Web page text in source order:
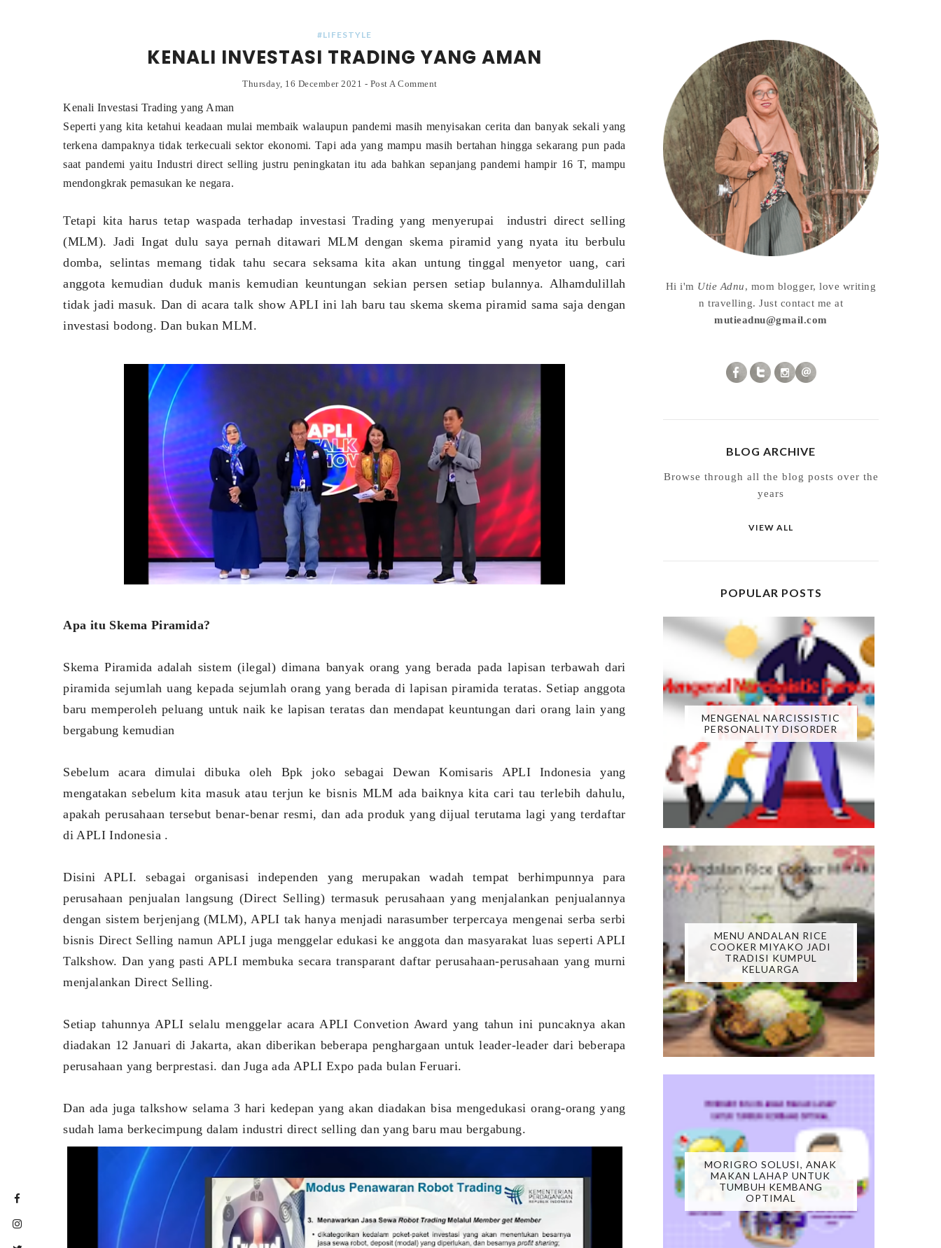
#LIFESTYLE
KENALI INVESTASI TRADING YANG AMAN
Thursday, 16 December 2021 - Post A Comment
Kenali Investasi Trading yang Aman
Seperti yang kita ketahui keadaan mulai membaik walaupun pandemi masih menyisakan cerita dan banyak sekali yang
terkena dampaknya tidak terkecuali sektor ekonomi. Tapi ada yang mampu masih bertahan hingga sekarang pun pada
saat pandemi yaitu Industri direct selling justru peningkatan itu ada bahkan sepanjang pandemi hampir 16 T, mampu
mendongkrak pemasukan ke negara.
Tetapi kita harus tetap waspada terhadap investasi Trading yang menyerupai industri direct selling
(MLM). Jadi Ingat dulu saya pernah ditawari MLM dengan skema piramid yang nyata itu berbulu
domba, selintas memang tidak tahu secara seksama kita akan untung tinggal menyetor uang, cari
anggota kemudian duduk manis kemudian keuntungan sekian persen setiap bulannya. Alhamdulillah
tidak jadi masuk. Dan di acara talk show APLI ini lah baru tau skema skema piramid sama saja dengan
investasi bodong. Dan bukan MLM.
Apa itu Skema Piramida?
Skema Piramida adalah sistem (ilegal) dimana banyak orang yang berada pada lapisan terbawah dari
piramida sejumlah uang kepada sejumlah orang yang berada di lapisan piramida teratas. Setiap anggota
baru memperoleh peluang untuk naik ke lapisan teratas dan mendapat keuntungan dari orang lain yang
bergabung kemudian
Sebelum acara dimulai dibuka oleh Bpk joko sebagai Dewan Komisaris APLI Indonesia yang
mengatakan sebelum kita masuk atau terjun ke bisnis MLM ada baiknya kita cari tau terlebih dahulu,
apakah perusahaan tersebut benar-benar resmi, dan ada produk yang dijual terutama lagi yang terdaftar
di APLI Indonesia .
Disini APLI. sebagai organisasi independen yang merupakan wadah tempat berhimpunnya para
perusahaan penjualan langsung (Direct Selling) termasuk perusahaan yang menjalankan penjualannya
dengan sistem berjenjang (MLM), APLI tak hanya menjadi narasumber terpercaya mengenai serba serbi
bisnis Direct Selling namun APLI juga menggelar edukasi ke anggota dan masyarakat luas seperti APLI
Talkshow. Dan yang pasti APLI membuka secara transparant daftar perusahaan-perusahaan yang murni
menjalankan Direct Selling.
Setiap tahunnya APLI selalu menggelar acara APLI Convetion Award yang tahun ini puncaknya akan
diadakan 12 Januari di Jakarta, akan diberikan beberapa penghargaan untuk leader-leader dari beberapa
perusahaan yang berprestasi. dan Juga ada APLI Expo pada bulan Feruari.
Dan ada juga talkshow selama 3 hari kedepan yang akan diadakan bisa mengedukasi orang-orang yang
sudah lama berkecimpung dalam industri direct selling dan yang baru mau bergabung.
Hi i'm Utie Adnu, mom blogger, love writing
n travelling. Just contact me at
mutieadnu@gmail.com
BLOG ARCHIVE
Browse through all the blog posts over the
years
VIEW ALL
POPULAR POSTS
MENGENAL NARCISSISTIC
PERSONALITY DISORDER
MENU ANDALAN RICE
COOKER MIYAKO JADI
TRADISI KUMPUL
KELUARGA
MORIGRO SOLUSI, ANAK
MAKAN LAHAP UNTUK
TUMBUH KEMBANG
OPTIMAL